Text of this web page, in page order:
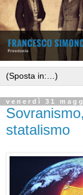
venerdì 31
Sovranismo,
statalismo